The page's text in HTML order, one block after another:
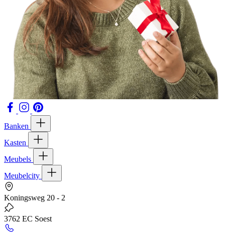
Banken
Kasten
Meubels
Meubelcity
Koningsweg 20 - 2
3762 EC Soest